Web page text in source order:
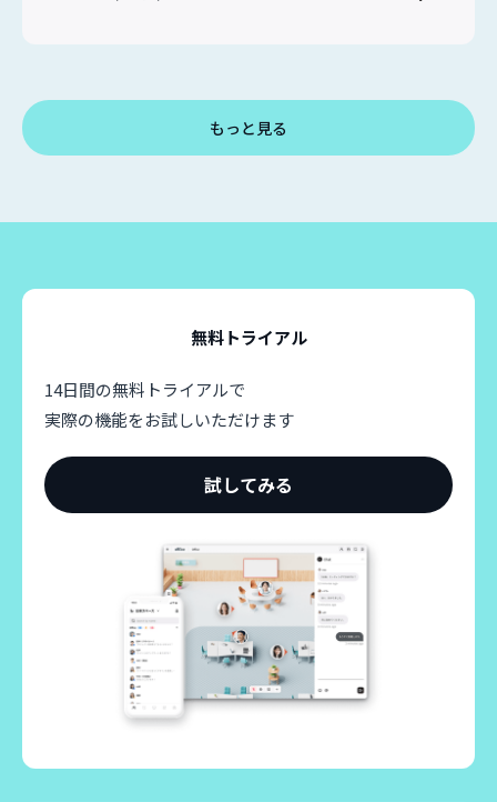
もっと見る
無料トライアル
14日間の無料トライアルで
実際の機能をお試しいただけます
試してみる